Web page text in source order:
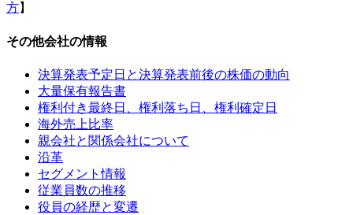
方】
その他会社の情報
決算発表予定日と決算発表前後の株価の動向
大量保有報告書
権利付き最終日、権利落ち日、権利確定日
海外売上比率
親会社と関係会社について
沿革
セグメント情報
従業員数の推移
役員の経歴と変遷